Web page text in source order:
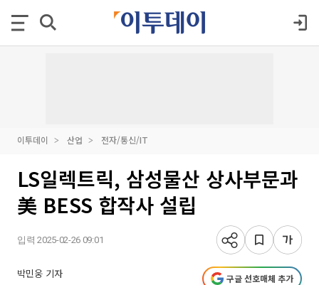
이투데이 산업 전자/통신/IT
LS일렉트릭, 삼성물산 상사부문과
美 BESS 합작사 설립
입력 2025-02-26 09:01
박민웅 기자 구글 선호매체 추가